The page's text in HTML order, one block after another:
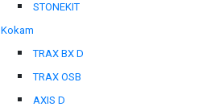
STONEKIT
Kokam
TRAX BX D
TRAX OSB
AXIS D